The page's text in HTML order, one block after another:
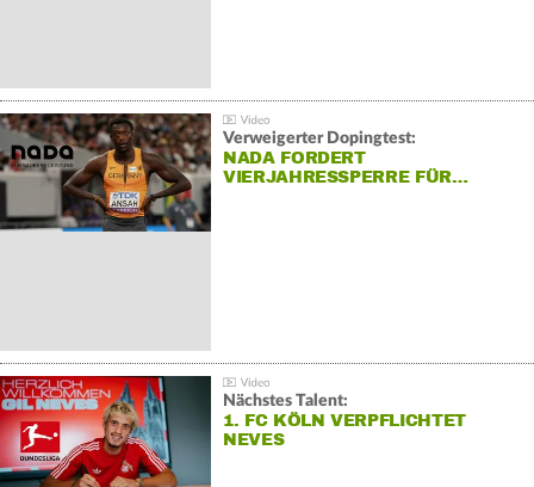
Verweigerter Dopingtest:
NADA FORDERT
VIERJAHRESSPERRE FÜR…
Nächstes Talent:
1. FC KÖLN VERPFLICHTET
NEVES